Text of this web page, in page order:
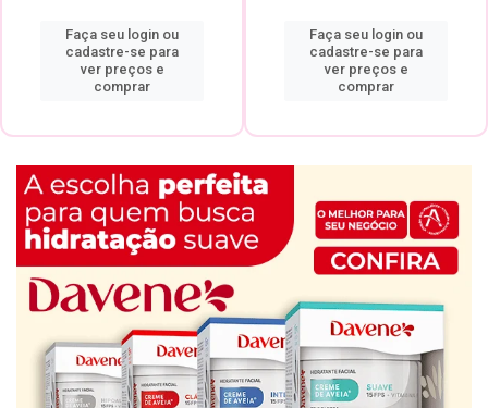
Faça seu login ou
cadastre-se para
ver preços e
comprar
Faça seu login ou
cadastre-se para
ver preços e
comprar